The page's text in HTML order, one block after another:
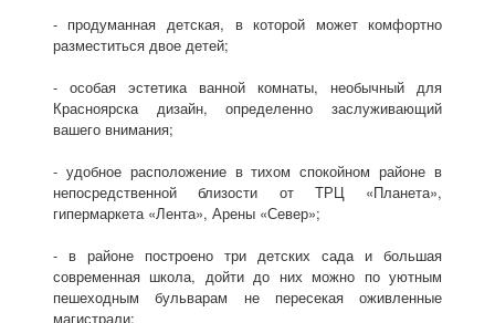
- продуманная детская, в которой может комфортно
разместиться двое детей;
- особая эстетика ванной комнаты, необычный для
Красноярска дизайн, определенно заслуживающий
вашего внимания;
- удобное расположение в тихом спокойном районе в
непосредственной близости от ТРЦ «Планета»,
гипермаркета «Лента», Арены «Север»;
- в районе построено три детских сада и большая
современная школа, дойти до них можно по уютным
пешеходным бульварам не пересекая оживленные
магистрали;